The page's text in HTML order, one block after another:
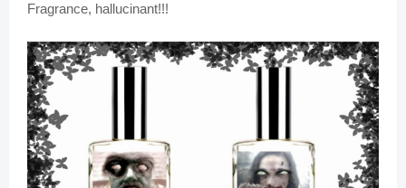
Fragrance, hallucinant!!!